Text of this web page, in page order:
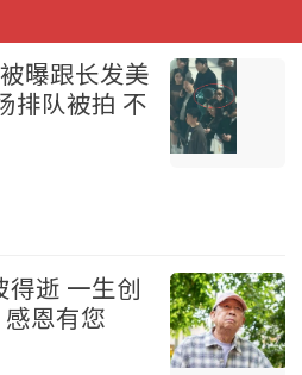
曝跟长发美
排队被拍 不
逝 一生创
恩有您